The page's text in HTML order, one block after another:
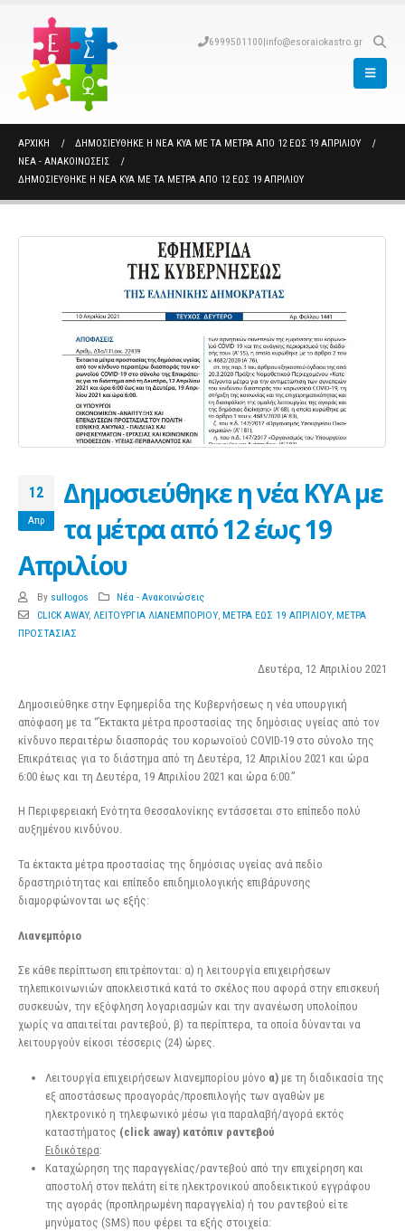
6999501100|info@esoraiokastro.gr
ΑΡΧΙΚΉ
ΔΗΜΟΣΙΕΎΘΗΚΕ Η ΝΈΑ ΚΥΑ ΜΕ ΤΑ ΜΈΤΡΑ ΑΠΌ 12 ΈΩΣ 19 ΑΠΡΙΛΊΟΥ
ΝΈΑ - ΑΝΑΚΟΙΝΏΣΕΙΣ
ΔΗΜΟΣΙΕΎΘΗΚΕ Η ΝΈΑ ΚΥΑ ΜΕ ΤΑ ΜΈΤΡΑ ΑΠΌ 12 ΈΩΣ 19 ΑΠΡΙΛΊΟΥ
12
Απρ
Δημοσιεύθηκε η νέα ΚΥΑ με
τα μέτρα από 12 έως 19
Απριλίου
By sullogos
Νέα - Ανακοινώσεις
CLICK AWAY, ΛΕΙΤΟΥΡΓΙΑ ΛΙΑΝΕΜΠΟΡΙΟΥ, ΜΕΤΡΑ ΕΩΣ 19 ΑΠΡΙΛΙΟΥ, ΜΕΤΡΑ
ΠΡΟΣΤΑΣΙΑΣ
Δευτέρα, 12 Απριλίου 2021
Δημοσιεύθηκε στην Εφημερίδα της Κυβερνήσεως η νέα υπουργική
απόφαση με τα “Έκτακτα μέτρα προστασίας της δημόσιας υγείας από τον
κίνδυνο περαιτέρω διασποράς του κορωνοϊού COVID-19 στο σύνολο της
Επικράτειας για το διάστημα από τη Δευτέρα, 12 Απριλίου 2021 και ώρα
6:00 έως και τη Δευτέρα, 19 Απριλίου 2021 και ώρα 6:00.”
Η Περιφερειακή Ενότητα Θεσσαλονίκης εντάσσεται στο επίπεδο πολύ
αυξημένου κινδύνου.
Τα έκτακτα μέτρα προστασίας της δημόσιας υγείας ανά πεδίο
δραστηριότητας και επίπεδο επιδημιολογικής επιβάρυνσης
διαμορφώνονται ως εξής:
Λιανεμπόριο
Σε κάθε περίπτωση επιτρέπονται: α) η λειτουργία επιχειρήσεων
τηλεπικοινωνιών αποκλειστικά κατά το σκέλος που αφορά στην επισκευή
συσκευών, την εξόφληση λογαριασμών και την ανανέωση υπολοίπου
χωρίς να απαιτείται ραντεβού, β) τα περίπτερα, τα οποία δύνανται να
λειτουργούν είκοσι τέσσερις (24) ώρες.
Λειτουργία επιχειρήσεων λιανεμπορίου μόνο α)με τη διαδικασία της
εξ αποστάσεως προαγοράς/προεπιλογής των αγαθών με
ηλεκτρονικό η τηλεφωνικό μέσω για παραλαβή/αγορά εκτός
καταστήματος (click away) κατόπιν ραντεβού
Ειδικότερα:
Καταχώρηση της παραγγελίας/ραντεβού από την επιχείρηση και
αποστολή στον πελάτη είτε ηλεκτρονικού αποδεικτικού εγγράφου
της αγοράς (προπληρωμένη παραγγελία) ή του ραντεβού είτε
μηνύματος (SMS) που φέρει τα εξής στοιχεία: